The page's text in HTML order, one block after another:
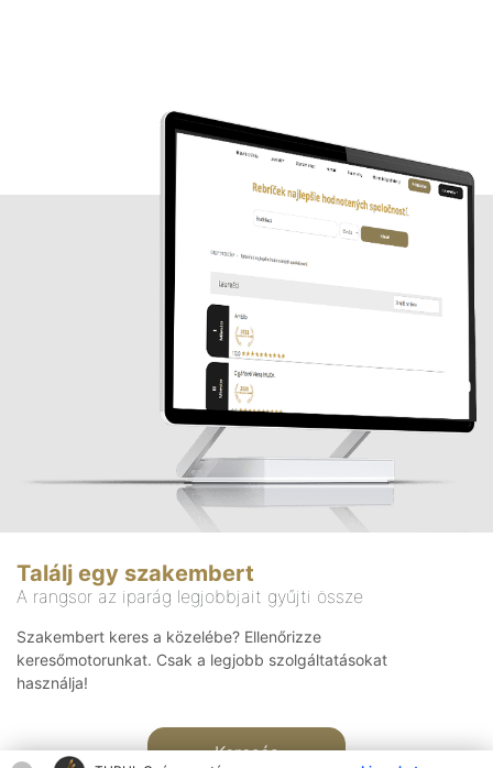
Találj egy szakembert
A rangsor az iparág legjobbjait gyűjti össze
Szakembert keres a közelébe? Ellenőrizze
keresőmotorunkat. Csak a legjobb szolgáltatásokat
használja!
Keresés